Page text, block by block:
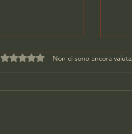
Valutazione 0 stelle su 5.
Non ci sono ancora